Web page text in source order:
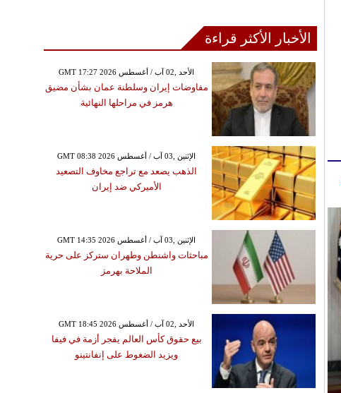
الأخبار الأكثر قراءة
GMT 17:27 2026 الأحد ,02 آب / أغسطس
مفاوضات إيران وسلطنة عمان بشأن مضيق
هرمز في مراحلها النهائية
GMT 08:38 2026 الإثنين ,03 آب / أغسطس
الذهب يصعد مع تراجع مخاوف التصعيد
الأميركي ضد إيران
GMT 14:35 2026 الإثنين ,03 آب / أغسطس
مباحثات واشنطن وطهران ستركز على حرية
الملاحة بهرمز
GMT 18:45 2026 الأحد ,02 آب / أغسطس
بيع حقوق كأس العالم يفجر أزمة في فيفا
ويزيد الضغوط على إنفانتينو